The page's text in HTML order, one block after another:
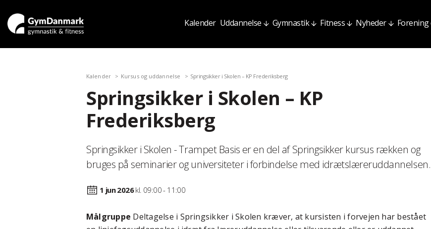
Kalender Uddannelse Gymnastik Fitness Nyheder
Kalender Kursus og uddannelse Springsikker i Skolen – KP Frederiksberg
Springsikker i Skolen – KP
Frederiksberg
Springsikker i Skolen - Trampet Basis er en del af Springsikker kursus rækken og
bruges på seminarier og universiteter i forbindelse med idrætslæreruddannelsen.
1 jun2026kl. 09:00 - 11:00
Målgruppe Deltagelse i Springsikker i Skolen kræver, at kursisten i forvejen har bestået